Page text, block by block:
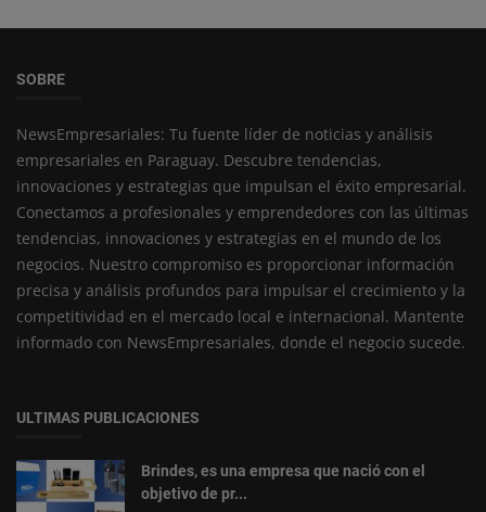
SOBRE
NewsEmpresariales: Tu fuente líder de noticias y análisis
empresariales en Paraguay. Descubre tendencias,
innovaciones y estrategias que impulsan el éxito empresarial.
Conectamos a profesionales y emprendedores con las últimas
tendencias, innovaciones y estrategias en el mundo de los
negocios. Nuestro compromiso es proporcionar información
precisa y análisis profundos para impulsar el crecimiento y la
competitividad en el mercado local e internacional. Mantente
informado con NewsEmpresariales, donde el negocio sucede.
ULTIMAS PUBLICACIONES
Brindes, es una empresa que nació con el
objetivo de pr...